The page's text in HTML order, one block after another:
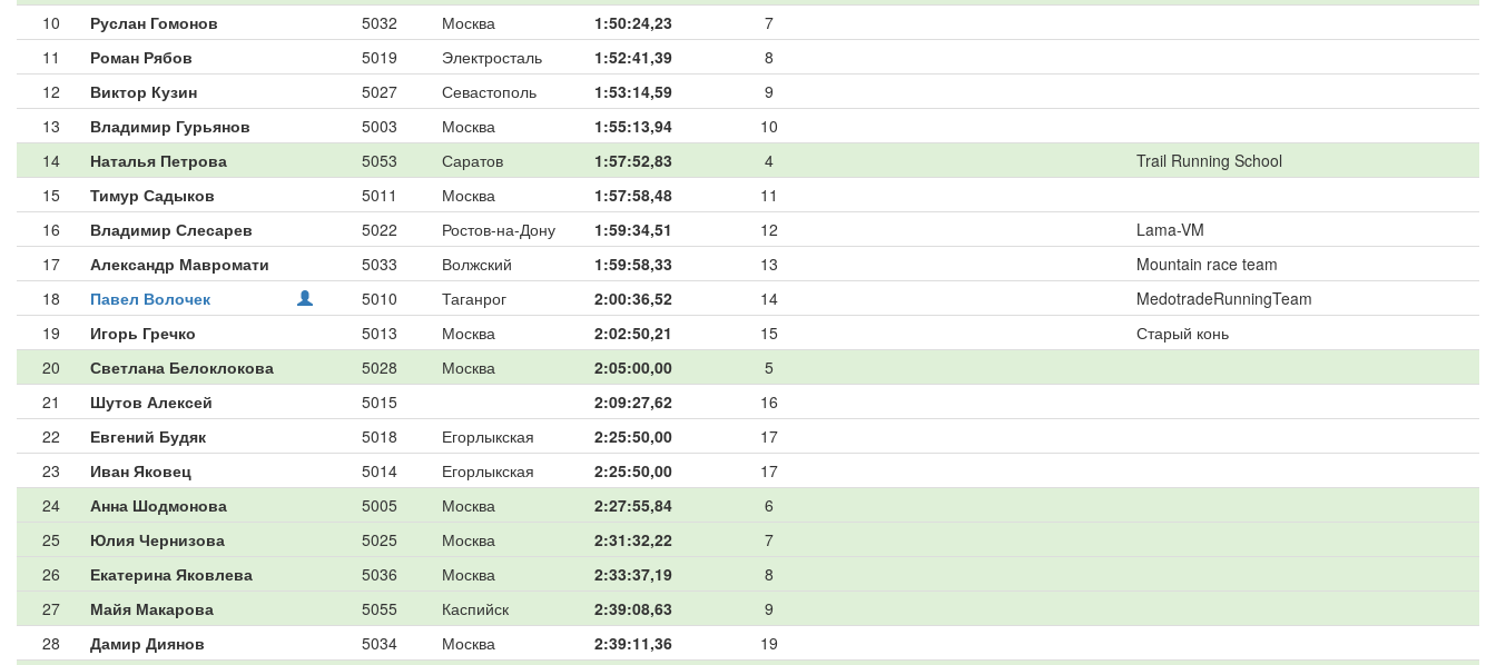
10
Руслан Гомонов 5032 Москва 1:50:24,23
7
11
Роман Рябов 5019 Электросталь 1:52:41,39
8
12
Виктор Кузин 5027 Севастополь 1:53:14,59
9
13
Владимир Гурьянов 5003 Москва 1:55:13,94
10
14
Наталья Петрова 5053 Саратов 1:57:52,83 4
Trail Running School
15
Тимур Садыков 5011 Москва 1:57:58,48
11
16
Владимир Слесарев 5022 Ростов-на-Дону 1:59:34,51 12
Lama-VM
17
Александр Мавромати 5033 Волжский 1:59:58,33 13
Mountain race team
18
Павел Волочек 5010 Таганрог 2:00:36,52 14
MedotradeRunningTeam
19
Игорь Гречко 5013 Москва 2:02:50,21 15
Старый конь
20
Светлана Белоклокова 5028 Москва 2:05:00,00
5
21
Шутов Алексей 5015 2:09:27,62
16
22
Евгений Будяк 5018 Егорлыкская 2:25:50,00
17
23
Иван Яковец 5014 Егорлыкская 2:25:50,00
17
24
Анна Шодмонова 5005 Москва 2:27:55,84
6
25
Юлия Чернизова 5025 Москва 2:31:32,22
7
26
Екатерина Яковлева 5036 Москва 2:33:37,19
8
27
Майя Макарова 5055 Каспийск 2:39:08,63
9
28
Дамир Диянов 5034 Москва 2:39:11,36
19